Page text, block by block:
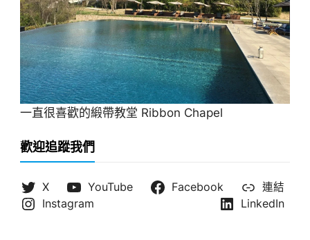
一直很喜歡的緞帶教堂 Ribbon Chapel
歡迎追蹤我們
X YouTube Facebook
連結
Instagram
LinkedIn